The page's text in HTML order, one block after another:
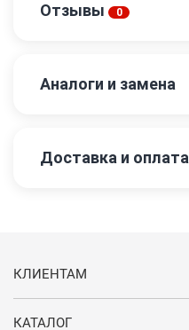
Отзывы 0
Аналоги и замена
Доставка и оплата
КЛИЕНТАМ
КАТАЛОГ